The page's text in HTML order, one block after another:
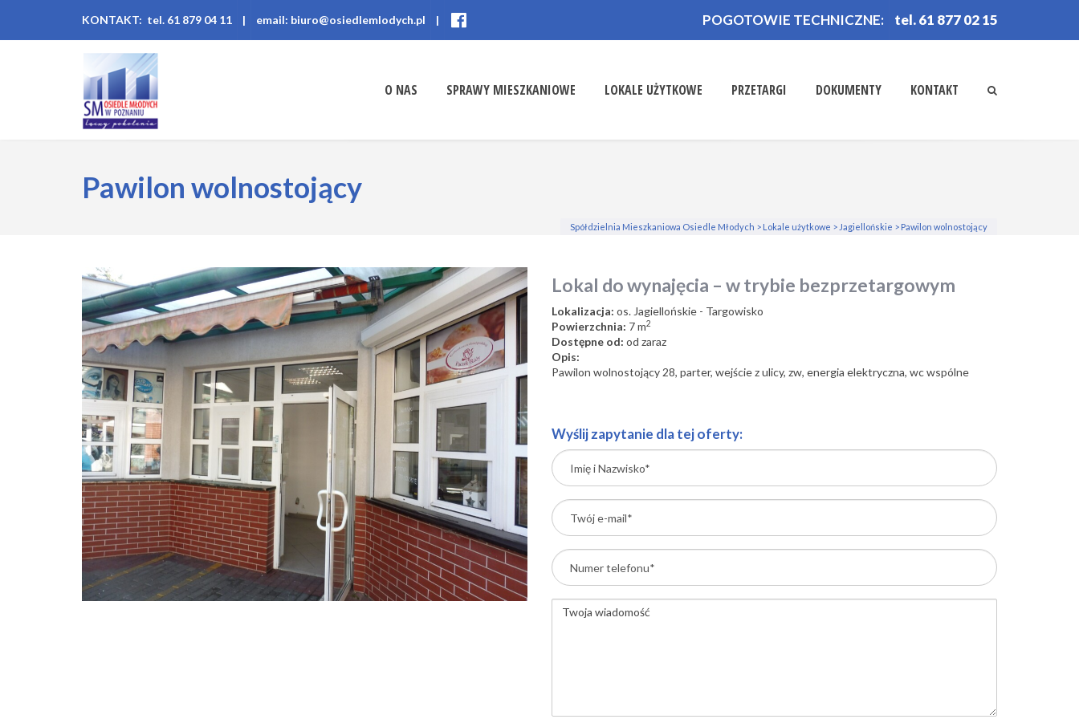
KONTAKT: tel. 61 879 04 11 | email: biuro@osiedlemlodych.pl | POGOTOWIE TECHNICZNE: tel. 61 877 02 15
O NAS SPRAWY MIESZKANIOWE LOKALE UŻYTKOWE PRZETARGI DOKUMENTY KONTAKT
Pawilon wolnostojący
Spółdzielnia Mieszkaniowa Osiedle Młodych > Lokale użytkowe > Jagiellońskie > Pawilon wolnostojący
Lokal do wynajęcia – w trybie bezprzetargowym
Lokalizacja: os. Jagiellońskie - Targowisko
Powierzchnia: 7 m2
Dostępne od: od zaraz
Opis:
Pawilon wolnostojący 28, parter, wejście z ulicy, zw, energia elektryczna, wc wspólne
Wyślij zapytanie dla tej oferty: